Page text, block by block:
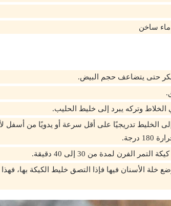
ساخن
حتى يتضاعف حجم البيض.
وتركه يبرد إلى خليط الحليب.
إلى الخليط تدريجيًا على أقل سرعة أو يدويًا من أسفل
الفرن لمدة من 30 إلى 40 دقيقة.
الأسنان فيها فإذا التصق خليط الكيكة بها، فهذا